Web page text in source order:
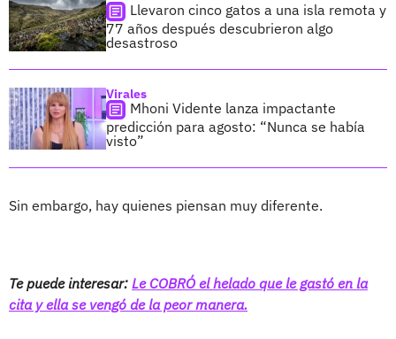
Llevaron cinco gatos a una isla remota y
77 años después descubrieron algo
desastroso
Virales
Mhoni Vidente lanza impactante
predicción para agosto: “Nunca se había
visto”
Sin embargo, hay quienes piensan muy diferente.
Te puede interesar: Le COBRÓ el helado que le gastó en la
cita y ella se vengó de la peor manera.